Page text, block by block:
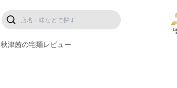
秋津茜の宅麺レビュー